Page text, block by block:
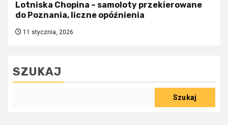
Lotniska Chopina – samoloty przekierowane
do Poznania, liczne opóźnienia
11 stycznia, 2026
SZUKAJ
Szukaj